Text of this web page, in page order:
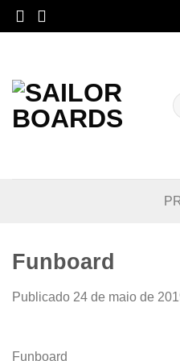
Skip
to
Funboard
Publicado 24 de maio de
Funboard